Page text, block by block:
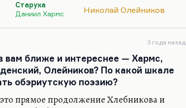
оставила гениальные мемуары именно
не уступает ему, Хармс, я думаю,
явление.
самые прямые наследники и ученики
Искусство…
Старуха
Даниил Хармс
Николай Олейников
3 года назад
вам ближе и интереснее — Хармс,
Олейников? По какой шкале
обэриутскую поэзию?
прямое продолжение Хлебникова и